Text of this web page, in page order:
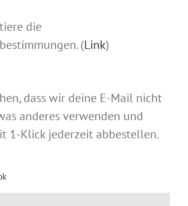
die
(Link)
dass wir deine E-Mail nicht
anderes verwenden und
1-Klick jederzeit abbestellen.